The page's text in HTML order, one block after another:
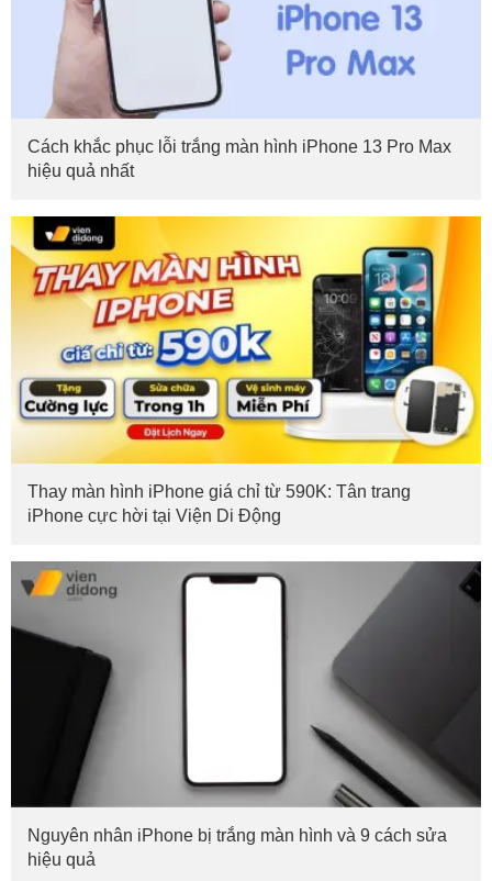
Cách khắc phục lỗi trắng màn hình iPhone 13 Pro Max
hiệu quả nhất
Thay màn hình iPhone giá chỉ từ 590K: Tân trang
iPhone cực hời tại Viện Di Động
Nguyên nhân iPhone bị trắng màn hình và 9 cách sửa
hiệu quả